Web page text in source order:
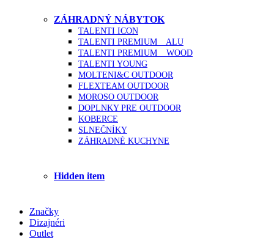
ZÁHRADNÝ NÁBYTOK
TALENTI ICON
TALENTI PREMIUM _ ALU
TALENTI PREMIUM _ WOOD
TALENTI YOUNG
MOLTENI&C OUTDOOR
FLEXTEAM OUTDOOR
MOROSO OUTDOOR
DOPLNKY PRE OUTDOOR
KOBERCE
SLNEČNÍKY
ZÁHRADNÉ KUCHYNE
Hidden item
Značky
Dizajnéri
Outlet